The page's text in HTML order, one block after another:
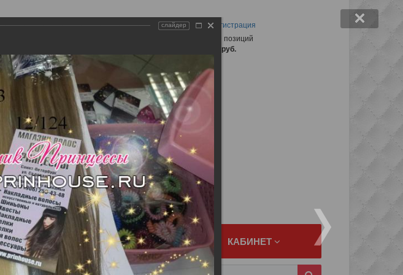
Склад: г. Санкт-
Петербург,Мурино,
Воронцовский б-р д 23/11
с 11:00 до 20:00
Воскресенье выходной
Tg/Whatsap сообщения
+79062534348
Сначала спрашивайте наличие
,потом оплачивайте!
Во время СВО позиции под заказ
Войти
Регистрация
0 позиций
0 руб.
БЛОГ FAQ ГАЛЕРЕЯ ПОЛЕЗНОЕ КАБИНЕТ
слайдер